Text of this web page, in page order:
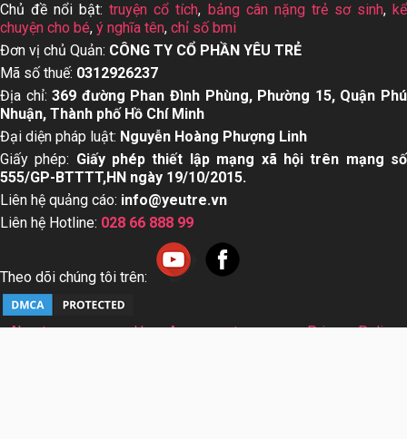
Chủ đề nổi bật:truyện cổ tích, bảng cân nặng trẻ sơ sinh,kể
chuyện cho bé, ý nghĩa tên, chỉ số bmi
Đơn vị chủ Quản: CÔNG TY CỔ PHẦN YÊU TRẺ
Mã số thuế: 0312926237
Địa chỉ:369 đường Phan Đình Phùng, Phường 15, Quận Phú
Nhuận, Thành phố Hồ Chí Minh
Đại diện pháp luật: Nguyễn Hoàng Phượng Linh
Giấy phép: Giấy phép thiết lập mạng xã hội trên mạng số
555/GP-BTTTT,HN ngày 19/10/2015.
Liên hệ quảng cáo: info@yeutre.vn
Liên hệ Hotline: 028 66 888 99
Theo dõi chúng tôi trên:
About us User Agreement
Privacy Policy